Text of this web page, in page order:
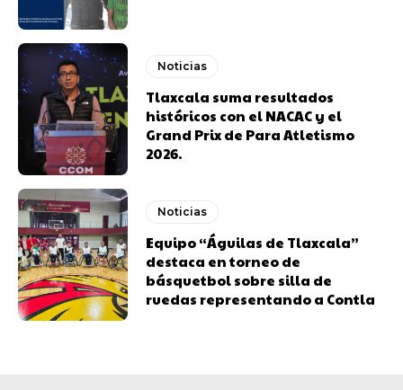
Noticias
Tlaxcala suma resultados
históricos con el NACAC y el
Grand Prix de Para Atletismo
2026.
Noticias
Equipo “Águilas de Tlaxcala”
destaca en torneo de
básquetbol sobre silla de
ruedas representando a Contla